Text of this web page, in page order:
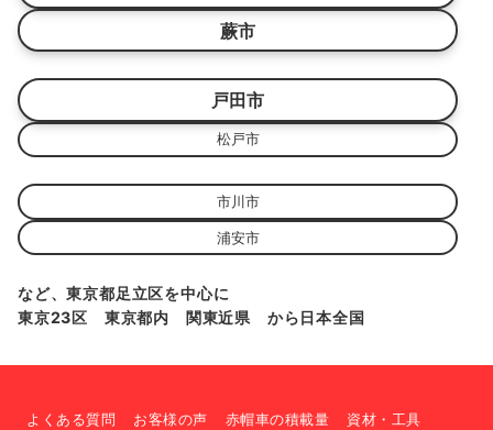
蕨市
戸田市
松戸市
市川市
浦安市
など、東京都足立区を中心に
東京23区 東京都内 関東近県 から日本全国
よくある質問 お客様の声 赤帽車の積載量 資材・工具